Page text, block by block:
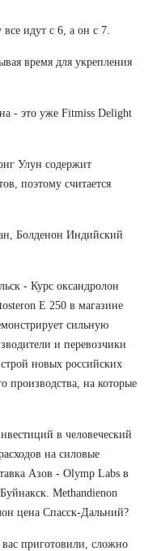
идут с 6, а он с 7.
время для укрепления
- это уже Fitmiss Delight
Улун содержит
поэтому считается
Болденон Индийский
- Курс оксандролон
E 250 в магазине
сильную
и перевозчики
новых российских
производства, на которые
в человеческий
на силовые
Азов - Olymp Labs в
Methandienon
цена Спасск-Дальний?
приготовили, сложно